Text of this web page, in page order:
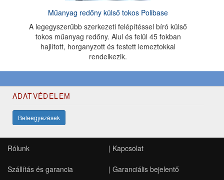
Műanyag redőny külső tokos Polibase
A legegyszerűbb szerkezeti felépítéssel bíró külső
tokos műanyag redőny. Alul és felül 45 fokban
hajlított, horganyzott és festett lemeztokkal
rendelkezik.
ADATVÉDELEM
Beleegyezések
Rólunk
Szállítás és garancia
| Kapcsolat
| Garanciális bejelentő